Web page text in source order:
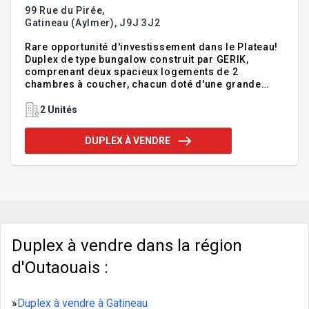
99 Rue du Pirée,
Gatineau (Aylmer), J9J 3J2
Rare opportunité d'investissement dans le Plateau!
Duplex de type bungalow construit par GERIK,
comprenant deux spacieux logements de 2
chambres à coucher, chacun doté d'une grande
installée en 2025 et d'un grand patio sans entretien.
en fait une excellente occasion pour un propriétaire
occupant ou un investisseur souhaitant bénéficier
2 Unités
DUPLEX À VENDRE
Duplex à vendre dans la région
d'Outaouais :
» Duplex à vendre à Gatineau